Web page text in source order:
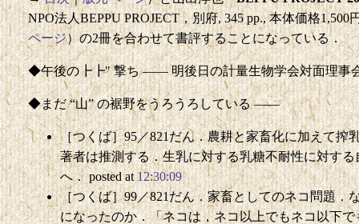
NPO法人BEPPU PROJECT，別府, 345 pp., 本体価格
ページ）の2冊を合わせて書評することになっている．
◆午後の┣┣" 撃ち —— 明後日の計量生物学会対面理事
◆まだ “山” の裾野をうろうろしている ——
［つくば］95／821だん．農耕と家畜化に加えて搾
著者は推測する．生乳に対する乳糖不耐性に対す
へ． posted at12:30:09
［つくば］99／821だん．家畜としてのネコ問題．
になったのか．「ネコは，ネコ以上でもネコ以下